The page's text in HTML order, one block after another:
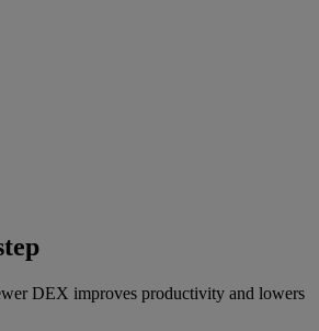
DEX improves productivity and lowers